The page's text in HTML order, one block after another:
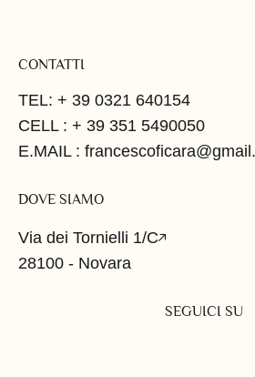
CONTATTI
TEL: + 39 0321 640154
CELL : + 39 351 5490050
E.MAIL :
DOVE SIAMO
Via dei Tornielli 1/C
28100 - Novara
SEGUICI SU